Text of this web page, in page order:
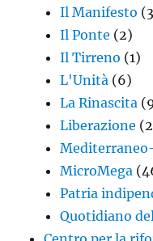
Il Manifesto
Il Ponte (2)
Il Tirreno (1)
L'Unità (6)
La Rinascita
Liberazione
MicroMega
Patria
Quotidiano